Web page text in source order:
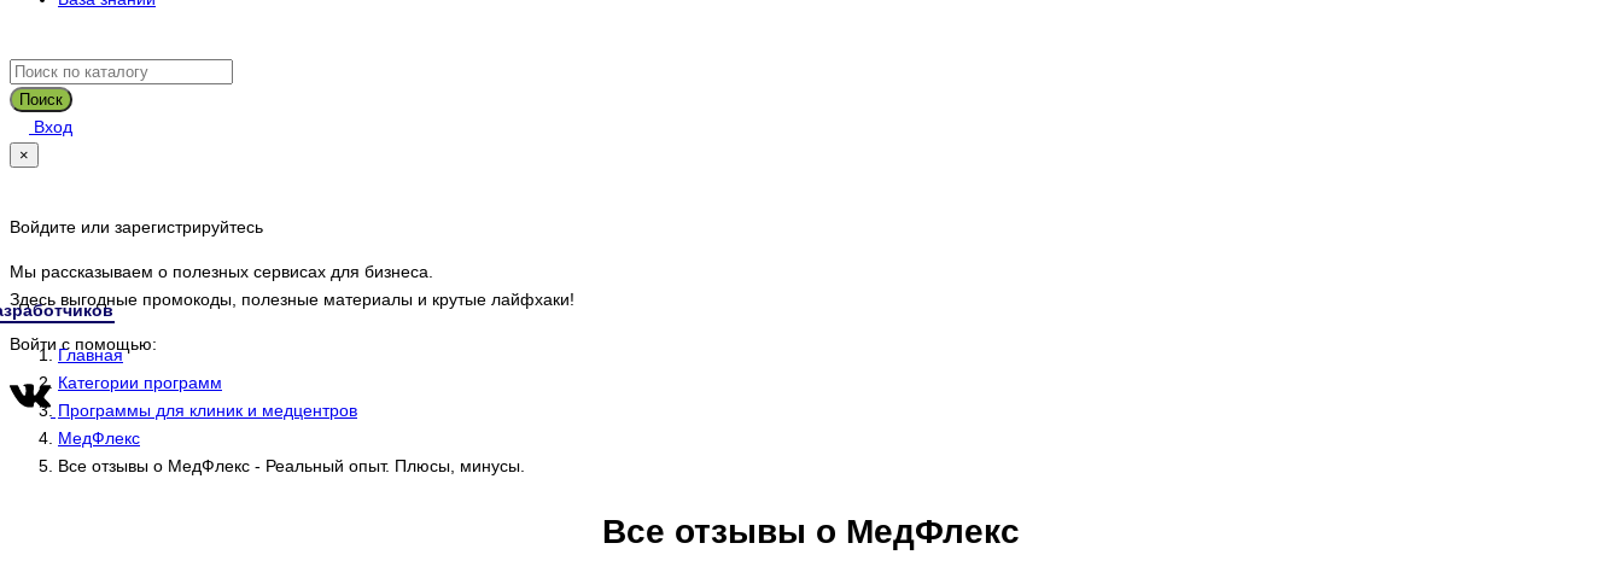
Поиск
Вход
×
Войдите или зарегистрируйтесь
Мы рассказываем о полезных сервисах для бизнеса.
Здесь выгодные промокоды, полезные материалы и крутые лайфхаки!
Войти с помощью:
Главная
Категории программ
Программы для клиник и медцентров
МедФлекс
Все отзывы о МедФлекс - Реальный опыт. Плюсы, минусы.
Все отзывы о МедФлекс